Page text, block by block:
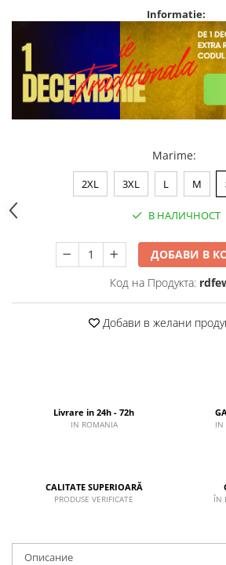
Informatie:
Marime:
2XL 3XL L M
В НАЛИЧНОСТ
ДОБАВИ В
Код на Продукта:
Добави в желани
Livrare in 24h - 72h
IN ROMANIA IN
CALITATE SUPERIOARĂ
PRODUSE VERIFICATE ÎN
Описание